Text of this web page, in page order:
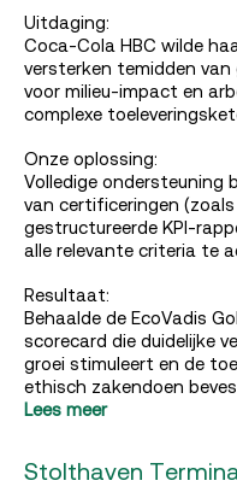
Uitdaging:
Coca-Cola HBC wilde
versterken temidden
voor milieu-impact en
complexe
Onze oplossing:
Volledige ondersteuning
van certificeringen (zoals
gestructureerde KPI-
alle relevante criteria te
Resultaat:
Behaalde de EcoVadis
scorecard die duidelijke
groei stimuleert en de
ethisch zakendoen
Lees meer
Stolthaven